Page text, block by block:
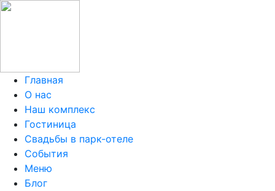
Главная
О нас
Наш комплекс
Гостиница
Свадьбы в парк-отеле
События
Меню
Блог